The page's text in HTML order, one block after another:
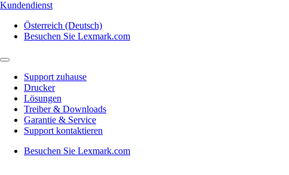
Kundendienst
Österreich (Deutsch)
Besuchen Sie Lexmark.com
Support zuhause
Drucker
Lösungen
Treiber & Downloads
Garantie & Service
Support kontaktieren
Besuchen Sie Lexmark.com